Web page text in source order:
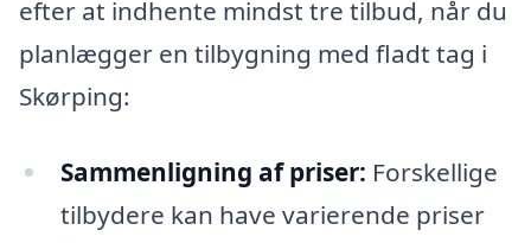
efter at indhente mindst tre tilbud, når du
planlægger en tilbygning med fladt tag i
Skørping:
Sammenligning af priser: Forskellige
tilbydere kan have varierende priser